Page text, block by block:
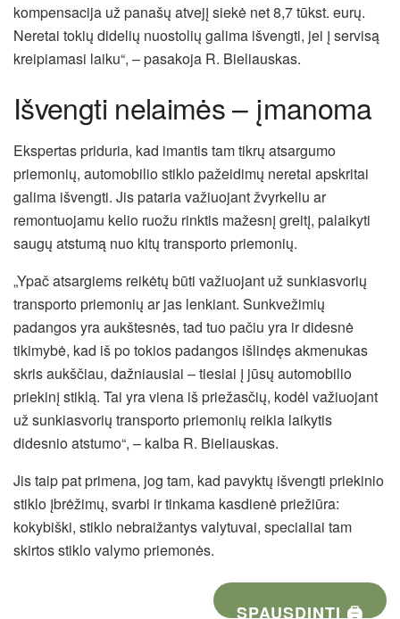
kompensacija už panašų atvejį siekė net 8,7 tūkst. eurų.
Neretai tokių didelių nuostolių galima išvengti, jei į servisą
kreipiamasi laiku“, – pasakoja R. Bieliauskas.
Išvengti nelaimės – įmanoma
Ekspertas priduria, kad imantis tam tikrų atsargumo
priemonių, automobilio stiklo pažeidimų neretai apskritai
galima išvengti. Jis pataria važiuojant žvyrkeliu ar
remontuojamu kelio ruožu rinktis mažesnį greitį, palaikyti
saugų atstumą nuo kitų transporto priemonių.
„Ypač atsargiems reikėtų būti važiuojant už sunkiasvorių
transporto priemonių ar jas lenkiant. Sunkvežimių
padangos yra aukštesnės, tad tuo pačiu yra ir didesnė
tikimybė, kad iš po tokios padangos išlindęs akmenukas
skris aukščiau, dažniausiai – tiesiai į jūsų automobilio
priekinį stiklą. Tai yra viena iš priežasčių, kodėl važiuojant
už sunkiasvorių transporto priemonių reikia laikytis
didesnio atstumo“, – kalba R. Bieliauskas.
Jis taip pat primena, jog tam, kad pavyktų išvengti priekinio
stiklo įbrėžimų, svarbi ir tinkama kasdienė priežiūra:
kokybiški, stiklo nebraižantys valytuvai, specialiai tam
skirtos stiklo valymo priemonės.
SPAUSDINTI 🖨